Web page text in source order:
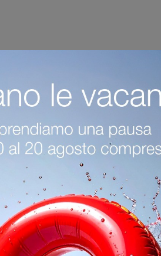
Letti Novamobili Cremona